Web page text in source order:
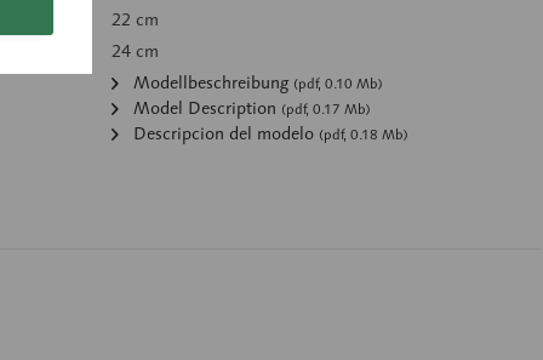
22 cm
24 cm
Modellbeschreibung (pdf, 0.10 Mb)
Model Description (pdf, 0.17 Mb)
Descripcion del modelo (pdf, 0.18 Mb)